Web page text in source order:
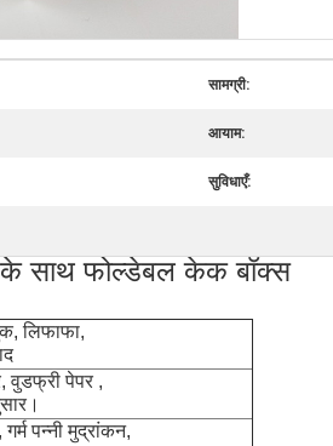
सामग्री:
आयाम:
सुविधाएँ:
साथ फोल्डेबल केक बॉक्स
लिफाफा,
वुडफ्री पेपर ,
पन्नी मुद्रांकन,